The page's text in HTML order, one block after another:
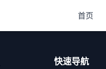
首页
快速导航